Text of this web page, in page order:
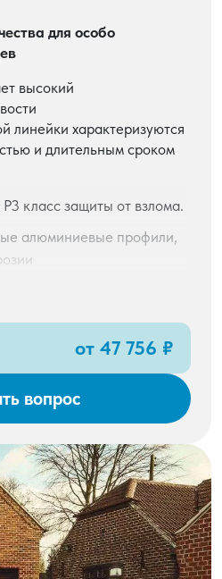
для особо
высокий
линейки характеризуются
и длительным сроком
Р3 класс защиты от взлома.
алюминиевые профили,
и дополнительного
цветов по каталогу RAL,
от 47 756 ₽
вопрос